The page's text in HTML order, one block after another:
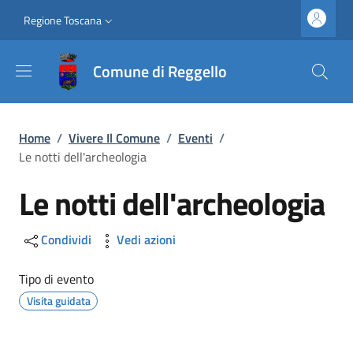
Slim top
Regione Toscana
Comune di Reggello
Briciole di pane
Home / Vivere Il Comune / Eventi /
Le notti dell'archeologia
Le notti dell'archeologia
Condividi Vedi azioni
Tipo di evento
Visita guidata